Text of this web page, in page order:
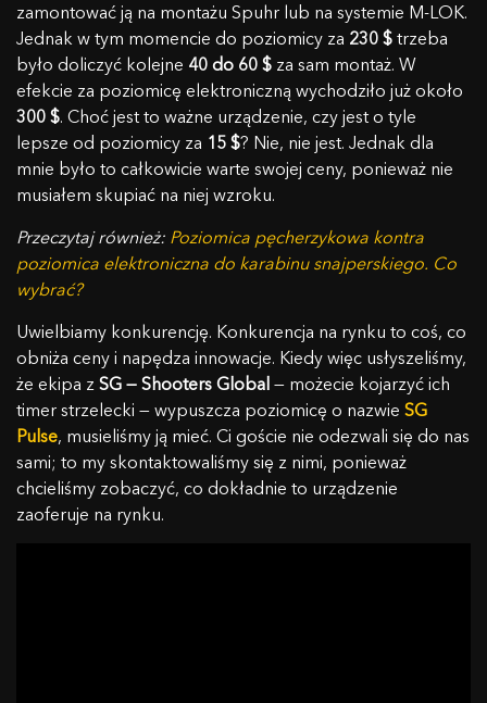
zamontować ją na montażu Spuhr lub na systemie M-LOK.
Jednak w tym momencie do poziomicy za 230 $ trzeba
było doliczyć kolejne 40 do 60 $ za sam montaż. W
efekcie za poziomicę elektroniczną wychodziło już około
300 $. Choć jest to ważne urządzenie, czy jest o tyle
lepsze od poziomicy za 15 $? Nie, nie jest. Jednak dla
mnie było to całkowicie warte swojej ceny, ponieważ nie
musiałem skupiać na niej wzroku.
Przeczytaj również: Poziomica pęcherzykowa kontra
poziomica elektroniczna do karabinu snajperskiego. Co
wybrać?
Uwielbiamy konkurencję. Konkurencja na rynku to coś, co
obniża ceny i napędza innowacje. Kiedy więc usłyszeliśmy,
że ekipa z SG — Shooters Global — możecie kojarzyć ich
timer strzelecki — wypuszcza poziomicę o nazwie SG
Pulse, musieliśmy ją mieć. Ci goście nie odezwali się do nas
sami; to my skontaktowaliśmy się z nimi, ponieważ
chcieliśmy zobaczyć, co dokładnie to urządzenie
zaoferuje na rynku.